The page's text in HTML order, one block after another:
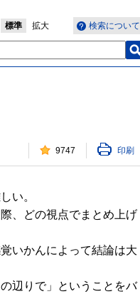
検索について
標準 拡大
9747 印刷
い。
、どの視点でまとめ上げ
いかんによって結論は大
辺りで」ということをバ